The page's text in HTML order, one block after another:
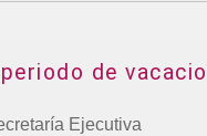
de
Ejecutiva